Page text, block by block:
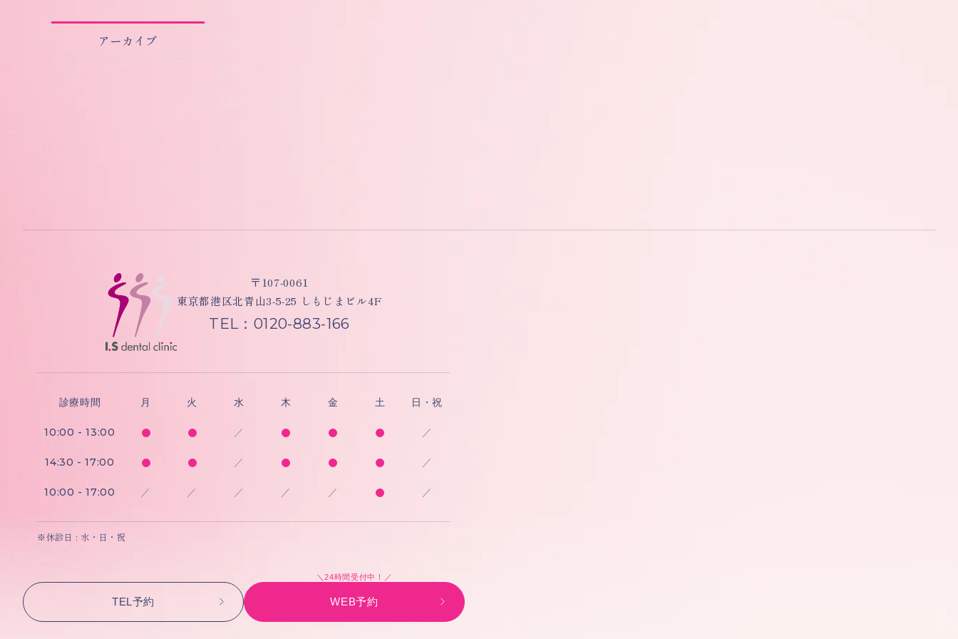
アーカイブ
〒107-0061
東京都港区北青山3-5-25 しもじまビル4F
TEL：0120-883-166
診療時間 月 火 水 木 金 土 日・祝
10:00 - 13:00 ／ ／
14:30 - 17:00 ／ ／
10:00 - 17:00 ／ ／ ／ ／ ／ ／
※休診日 : 水・日・祝
TEL予約
＼24時間受付中！／
WEB予約